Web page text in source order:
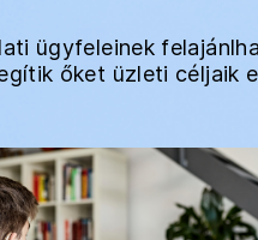
ügyfeleinek
őket üzleti céljaik